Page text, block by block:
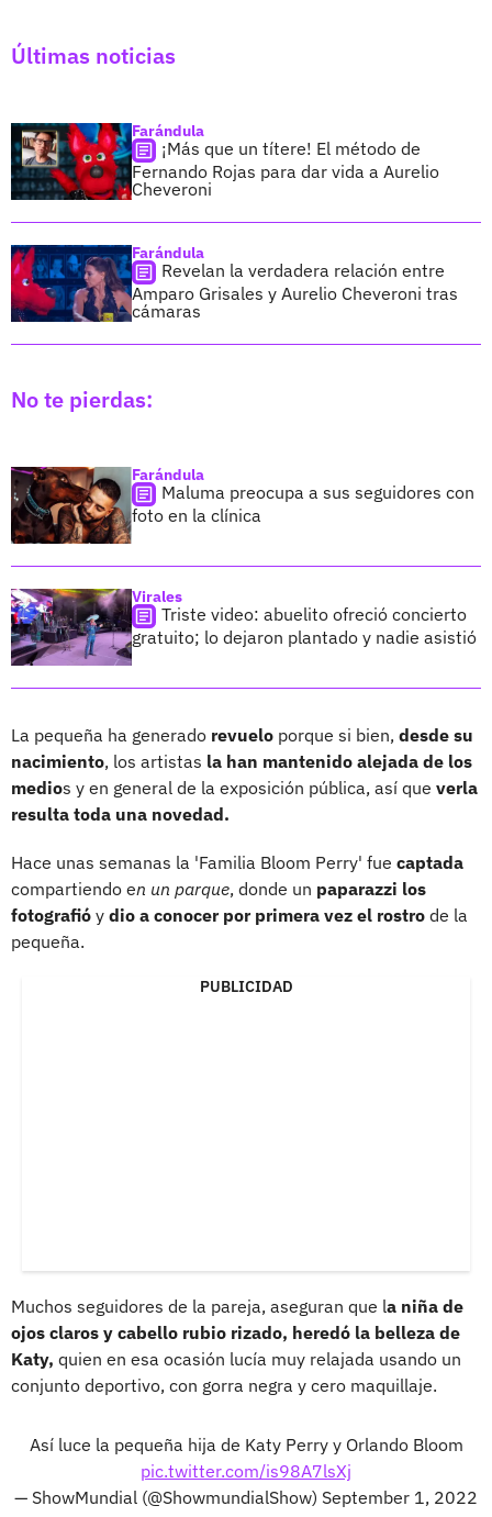
Últimas noticias
Farándula
¡Más que un títere! El método de
Fernando Rojas para dar vida a Aurelio
Cheveroni
Farándula
Revelan la verdadera relación entre
Amparo Grisales y Aurelio Cheveroni tras
cámaras
No te pierdas:
Farándula
Maluma preocupa a sus seguidores con
foto en la clínica
Virales
Triste video: abuelito ofreció concierto
gratuito; lo dejaron plantado y nadie asistió
La pequeña ha generado revuelo porque si bien, desde su
nacimiento, los artistas la han mantenido alejada de los
medios y en general de la exposición pública, así que verla
resulta toda una novedad.
Hace unas semanas la 'Familia Bloom Perry' fue captada
compartiendo en un parque, donde un paparazzi los
fotografió y dio a conocer por primera vez el rostro de la
pequeña.
PUBLICIDAD
Muchos seguidores de la pareja, aseguran que la niña de
ojos claros y cabello rubio rizado, heredó la belleza de
Katy, quien en esa ocasión lucía muy relajada usando un
conjunto deportivo, con gorra negra y cero maquillaje.
Así luce la pequeña hija de Katy Perry y Orlando Bloom
pic.twitter.com/is98A7lsXj
— ShowMundial (@ShowmundialShow) September 1, 2022